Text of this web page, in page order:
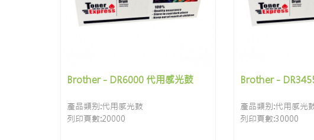
Brother - DR6000 代用感光鼓
產品類别:代用感光鼓
列印頁數:20000
Brother -
產品類别:代用感光
列印頁數:30000